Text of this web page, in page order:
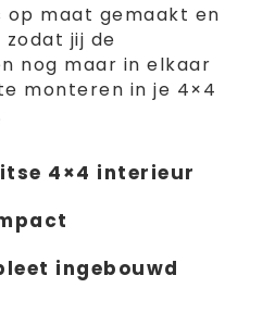
op maat gemaakt en
jij de
nog maar in elkaar
monteren in je 4×4
4×4 interieur
ingebouwd